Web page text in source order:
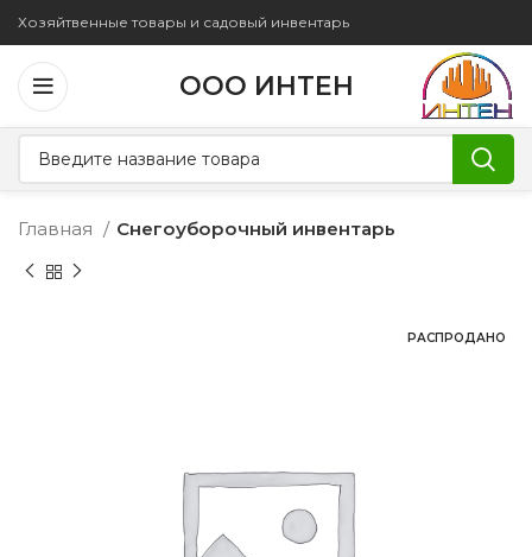
Хозяйтвенные товары и садовый инвентарь
ООО ИНТЕН
Главная Снегоуборочный инвентарь
РАСПРОДАНО